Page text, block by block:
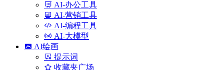
AI-办公工具
AI-营销工具
AI-编程工具
AI-大模型
AI绘画
提示词
收藏夹广场